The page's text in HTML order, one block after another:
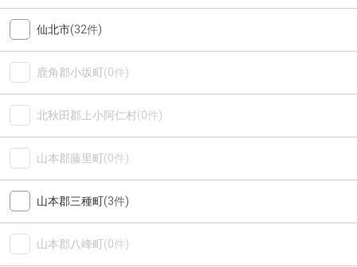
仙北市(32件)
鹿角郡小坂町(0件)
北秋田郡上小阿仁村(0件)
山本郡藤里町(0件)
山本郡三種町(3件)
山本郡八峰町(0件)